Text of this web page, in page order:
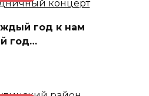
год к нам
год…